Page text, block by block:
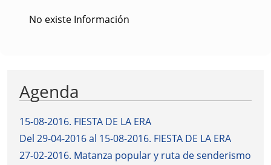
No existe Información
Agenda
15-08-2016. FIESTA DE LA ERA
Del 29-04-2016 al 15-08-2016. FIESTA DE LA ERA
27-02-2016. Matanza popular y ruta de senderismo